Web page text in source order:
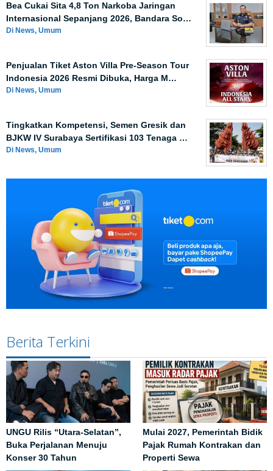
Bea Cukai Sita 4,8 Ton Narkoba Jaringan
Internasional Sepanjang 2026, Bandara So…
Di News, Umum
Penjualan Tiket Aston Villa Pre-Season Tour
Indonesia 2026 Resmi Dibuka, Harga M…
Di News, Umum
Tingkatkan Kompetensi, Semen Gresik dan
BJKW IV Surabaya Sertifikasi 103 Tenaga …
Di News, Umum
Berita Terkini
UNGU Rilis “Utara-Selatan”,
Buka Perjalanan Menuju
Konser 30 Tahun
Mulai 2027, Pemerintah Bidik
Pajak Rumah Kontrakan dan
Properti Sewa